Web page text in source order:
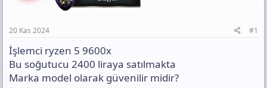
a
n
ı
20 Kas 2024 #1
İşlemci ryzen 5 9600x
Bu soğutucu 2400 liraya satılmakta
Marka model olarak güvenilir midir?